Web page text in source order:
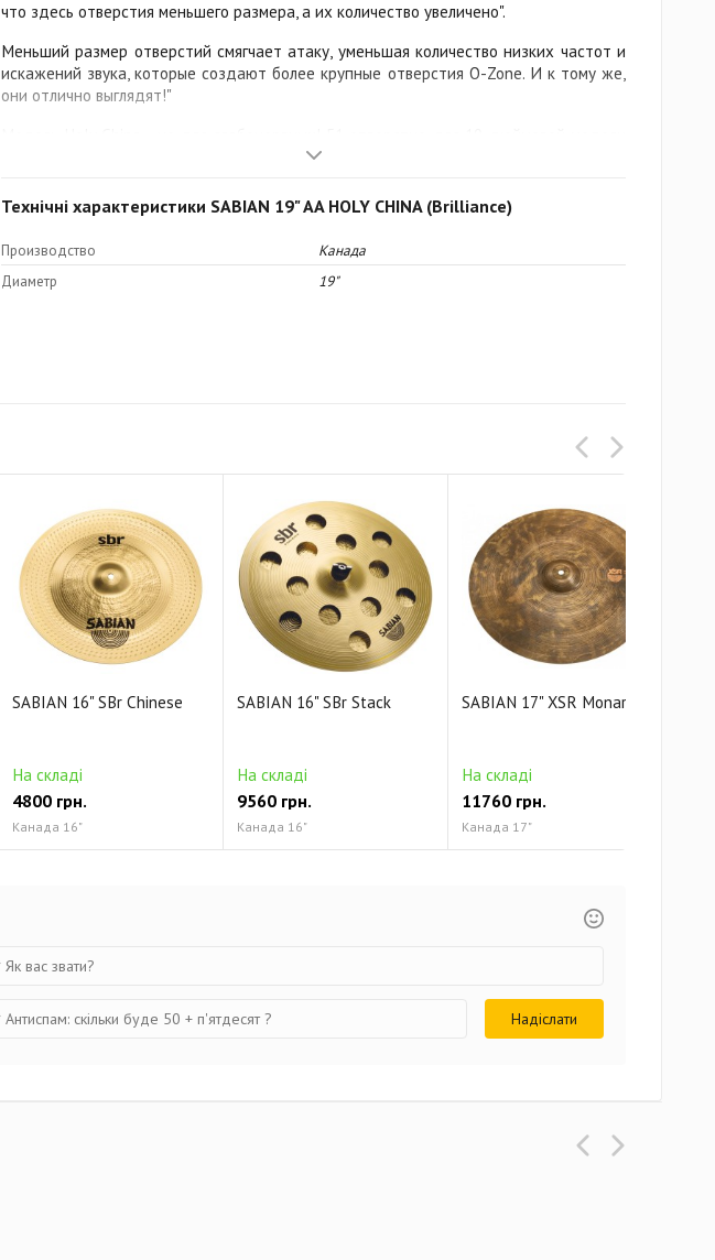
что здесь отверстия меньшего размера, а их количество увеличено".
Меньший размер отверстий смягчает атаку, уменьшая количество низких частот и
искажений звука, которые создают более крупные отверстия O-Zone. И к тому же,
они отлично выглядят!"
(или 64 отверстия для 21-дюймовой), большая необработанная чашка, высокий
звучанием!
Эта уникальная эффектная модель, созданная совместно с барабанщиком Red Hot
Chili Peppers Чедом Смитом (Chad Smith) - эксклюзив от Sabian.
Технічні характеристики SABIAN 19" AA HOLY CHINA (Brilliance)
Производство
Канада
Диаметр
19"
SABIAN 16" SBr Chinese
На складі
4800 грн.
Канада 16"
SABIAN 16" SBr Stack
На складі
9560 грн.
Канада 16"
SABIAN 17" XSR Monarch
На складі
11760 грн.
Канада 17"